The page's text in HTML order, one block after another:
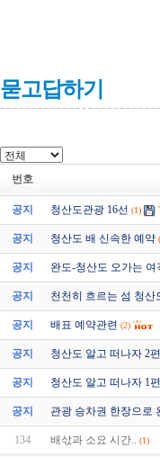
묻고답하기
번호
공지 청산도관광 16선 (1)
공지 청산도 배 신속한 예약
공지 완도-청산도 오가는
공지 천천히 흐르는 섬 청산
공지 배표 예약관련 (2)
공지 청산도 알고 떠나자 2
공지 청산도 알고 떠나자 1
공지 관광 승차권 한장으로
134 배삯과 소요 시간.. (1)